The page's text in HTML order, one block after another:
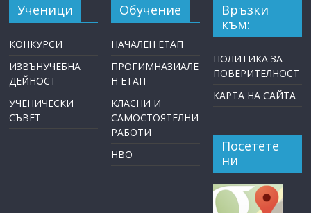
Ученици
КОНКУРСИ
ИЗВЪНУЧЕБНА
ДЕЙНОСТ
УЧЕНИЧЕСКИ
СЪВЕТ
Обучение
НАЧАЛЕН ЕТАП
ПРОГИМНАЗИАЛЕ
Н ЕТАП
КЛАСНИ И
САМОСТОЯТЕЛНИ
РАБОТИ
НВО
Връзки
към:
ПОЛИТИКА ЗА
ПОВЕРИТЕЛНОСТ
КАРТА НА САЙТА
Посетете
ни